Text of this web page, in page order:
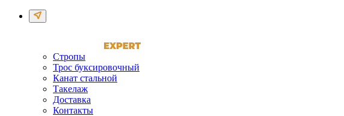
Стропы
Трос буксировочный
Канат стальной
Такелаж
Доставка
Контакты